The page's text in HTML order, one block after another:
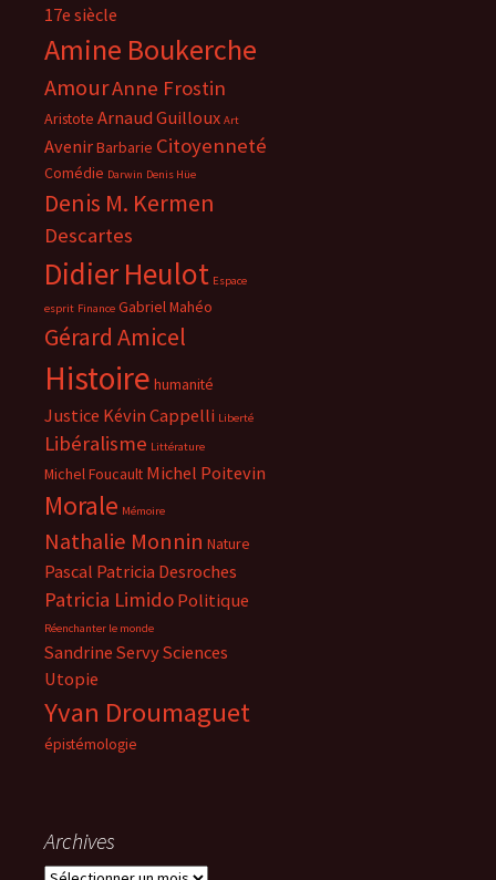
17e siècle
Amine Boukerche
AmourAnne Frostin
Aristote Arnaud Guilloux Art
AvenirBarbarie Citoyenneté
Comédie Darwin Denis Hüe
Denis M. Kermen
Descartes
Didier Heulot Espace
esprit Finance Gabriel Mahéo
Gérard Amicel
Histoire humanité
Justice Kévin Cappelli Liberté
Libéralisme Littérature
Michel Foucault Michel Poitevin
Morale Mémoire
Nathalie Monnin Nature
Pascal Patricia Desroches
Patricia Limido Politique
Réenchanter le monde
Sandrine ServySciences
Utopie
Yvan Droumaguet
épistémologie
Archives
Archives